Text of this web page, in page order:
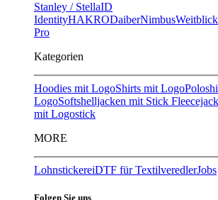
Stanley / StellaID
IdentityHAKRODaiberNimbusWeitblick
Pro
Kategorien
Hoodies mit LogoShirts mit Logo
LogoSoftshelljacken mit Stick
mit Logostick
MORE
LohnstickereiDTF für TextilveredlerJobs
Folgen Sie uns